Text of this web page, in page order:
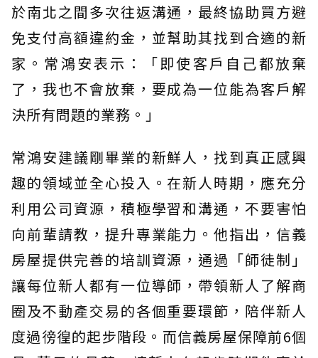
於南北之間多次往返溝通，最終協助買方避
免支付高額違約金，並幫助其找到合適的新
家。常鴻安表示：「即使客戶自己都放棄
了，我也不會放棄，要成為一位能為客戶解
決所有問題的業務。」
常鴻安建議剛畢業的新鮮人，找到真正感興
趣的領域並全心投入。在新人時期，應充分
利用公司資源，積極學習和溝通，不要害怕
向前輩請教，提升專業能力。他指出，信義
房屋提供完善的培訓資源，通過「師徒制」
讓每位新人都有一位導師，帶領新人了解商
圈及不動產交易的各個重要環節，陪伴新人
度過徬徨的起步階段。而信義房屋保障前6個